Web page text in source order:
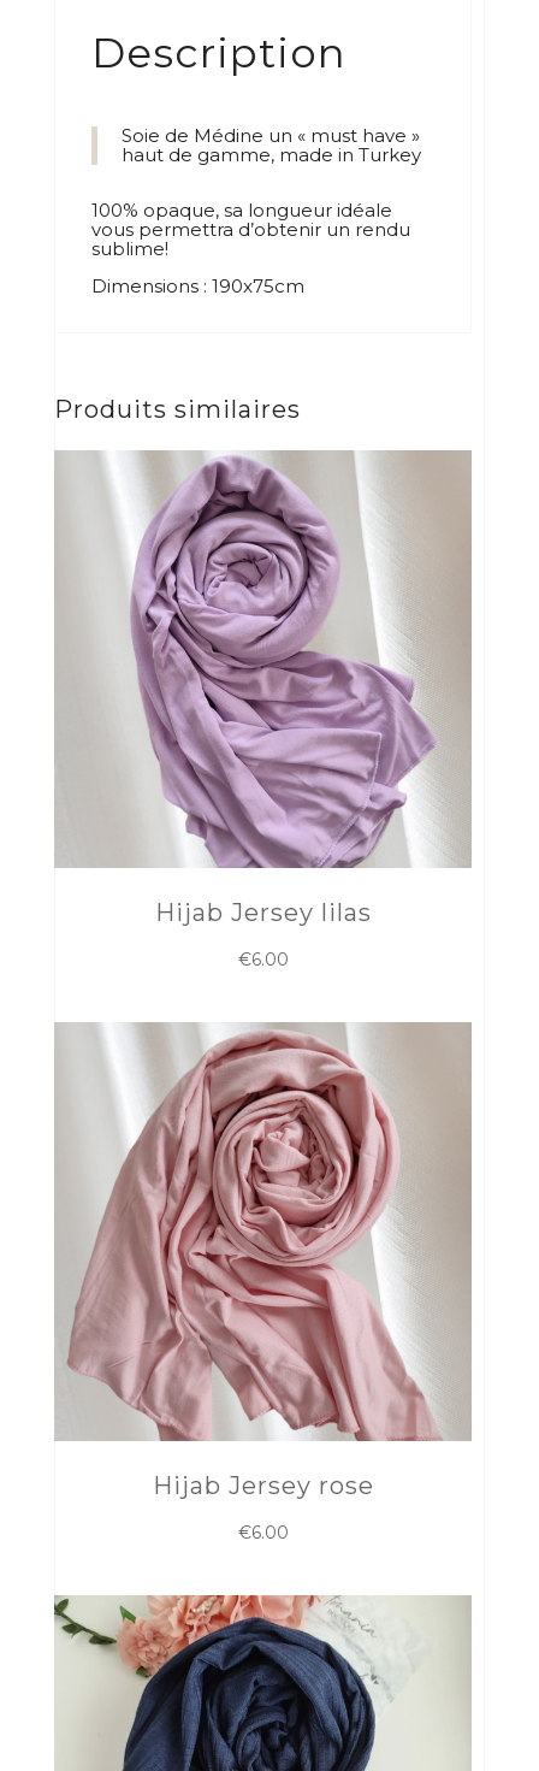
Description
Soie de Médine un « must have »
haut de gamme, made in Turkey
100% opaque, sa longueur idéale
vous permettra d’obtenir un rendu
sublime!
Dimensions : 190x75cm
Produits similaires
Hijab Jersey lilas
€6.00
Hijab Jersey rose
€6.00